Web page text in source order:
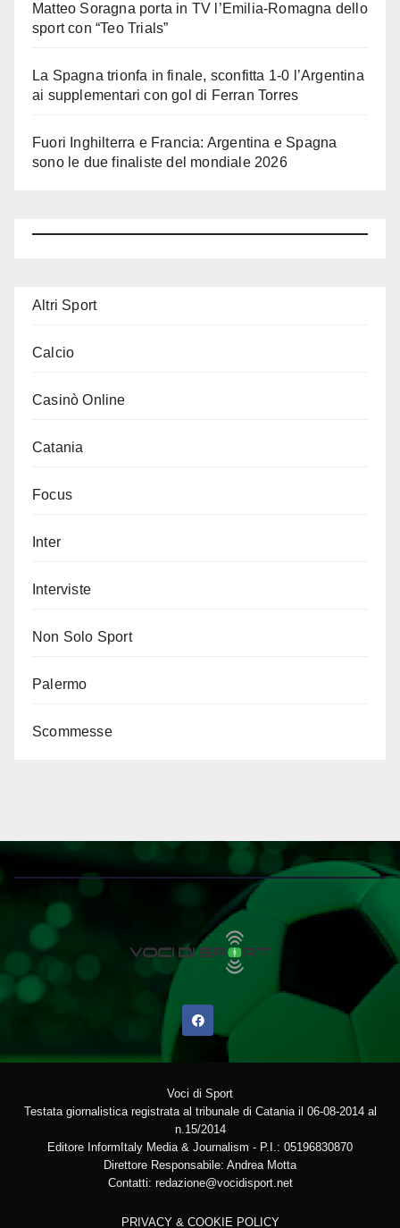
Matteo Soragna porta in TV l’Emilia-Romagna dello
sport con “Teo Trials”
La Spagna trionfa in finale, sconfitta 1-0 l’Argentina
ai supplementari con gol di Ferran Torres
Fuori Inghilterra e Francia: Argentina e Spagna
sono le due finaliste del mondiale 2026
Altri Sport
Calcio
Casinò Online
Catania
Focus
Inter
Interviste
Non Solo Sport
Palermo
Scommesse
Voci di Sport
Testata giornalistica registrata al tribunale di Catania il 06-08-2014 al
n.15/2014
Editore InformItaly Media & Journalism - P.I.: 05196830870
Direttore Responsabile: Andrea Motta
Contatti: redazione@vocidisport.net
PRIVACY & COOKIE POLICY